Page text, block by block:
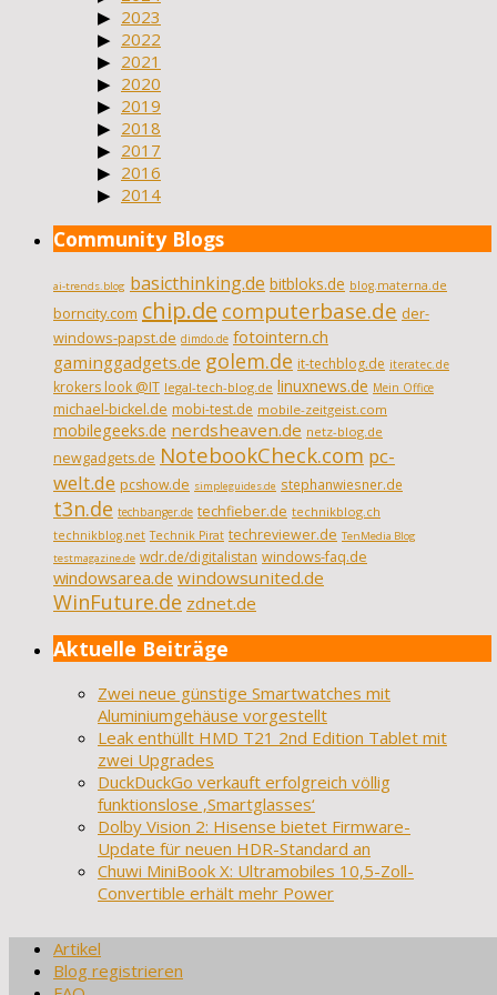
2023
2022
2021
2020
2019
2018
2017
2016
2014
Community Blogs
ai-trends.blog basicthinking.de bitbloks.de blog.materna.de
borncity.com chip.de computerbase.de der-
windows-papst.de dimdo.de fotointern.ch
gaminggadgets.de golem.de it-techblog.de iteratec.de
krokers look @IT legal-tech-blog.de linuxnews.de Mein Office
michael-bickel.de mobi-test.de mobile-zeitgeist.com
mobilegeeks.de nerdsheaven.de netz-blog.de
newgadgets.de NotebookCheck.com pc-
welt.de pcshow.de simpleguides.de stephanwiesner.de
t3n.de techbanger.de techfieber.de technikblog.ch
technikblog.net Technik Pirat techreviewer.de TenMedia Blog
testmagazine.de wdr.de/digitalistan windows-faq.de
windowsarea.de windowsunited.de
WinFuture.de zdnet.de
Aktuelle Beiträge
Zwei neue günstige Smartwatches mit
Aluminiumgehäuse vorgestellt
Leak enthüllt HMD T21 2nd Edition Tablet mit
zwei Upgrades
DuckDuckGo verkauft erfolgreich völlig
funktionslose ‚Smartglasses‘
Dolby Vision 2: Hisense bietet Firmware-
Update für neuen HDR-Standard an
Chuwi MiniBook X: Ultramobiles 10,5-Zoll-
Convertible erhält mehr Power
Artikel
Blog registrieren